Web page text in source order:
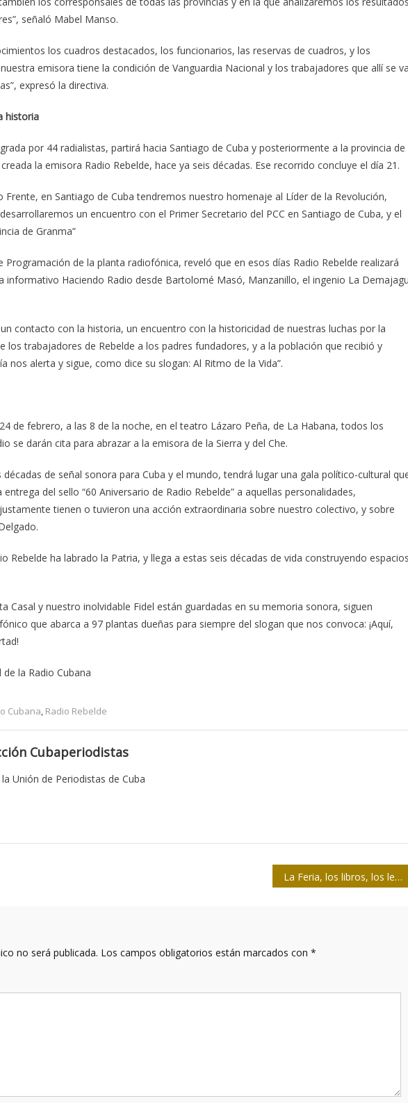
señaló Mabel Manso.
los cuadros destacados, los funcionarios, las reservas de cuadros, y los
emisora tiene la condición de Vanguardia Nacional y los trabajadores que allí se
expresó la directiva.
historia
por 44 radialistas, partirá hacia Santiago de Cuba y posteriormente a la provincia de
la emisora Radio Rebelde, hace ya seis décadas. Ese recorrido concluye el día 21.
Frente, en Santiago de Cuba tendremos nuestro homenaje al Líder de la Revolución,
un encuentro con el Primer Secretario del PCC en Santiago de Cuba, y el
de Granma”
Programación de la planta radiofónica, reveló que en esos días Radio Rebelde realizará
informativo Haciendo Radio desde Bartolomé Masó, Manzanillo, el ingenio La
contacto con la historia, un encuentro con la historicidad de nuestras luchas por la
los trabajadores de Rebelde a los padres fundadores, y a la población que recibió y
nos alerta y sigue, como dice su slogan: Al Ritmo de la Vida”.
de febrero, a las 8 de la noche, en el teatro Lázaro Peña, de La Habana, todos los
se darán cita para abrazar a la emisora de la Sierra y del Che.
décadas de señal sonora para Cuba y el mundo, tendrá lugar una gala político-cultural
del sello “60 Aniversario de Radio Rebelde” a aquellas personalidades,
tienen o tuvieron una acción extraordinaria sobre nuestro colectivo, y sobre
Rebelde ha labrado la Patria, y llega a estas seis décadas de vida construyendo
Casal y nuestro inolvidable Fidel están guardadas en su memoria sonora, siguen
que abarca a 97 plantas dueñas para siempre del slogan que nos convoca: ¡Aquí,
la Radio Cubana
Cubana, Radio Rebelde
Cubaperiodistas
Unión de Periodistas de Cuba
La Feria, los libros, los lectores
no será publicada. Los campos obligatorios están marcados con *